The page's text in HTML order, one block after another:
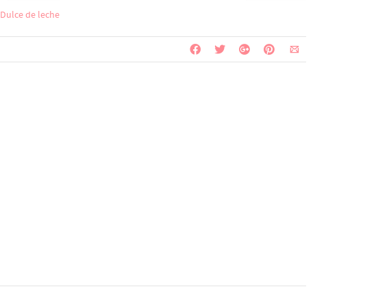
Dulce de leche